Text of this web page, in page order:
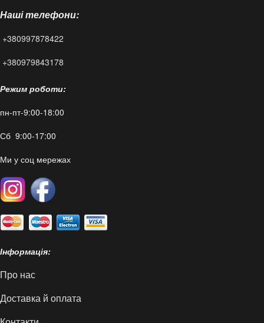
Статті
FAQ
Наші телефони:
+380997878422
+380979843178
Режим роботи:
пн-пт-9:00-18:00
Сб 9:00-17:00
Ми у соц мережах
Інформація:
Про нас
Доставка й оплата